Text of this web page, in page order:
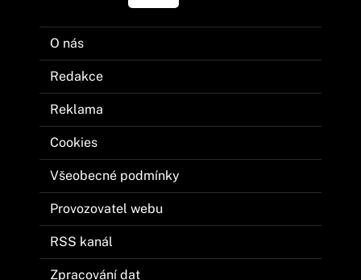
O nás
Redakce
Reklama
Cookies
Všeobecné podmínky
Provozovatel webu
RSS kanál
Zpracování dat